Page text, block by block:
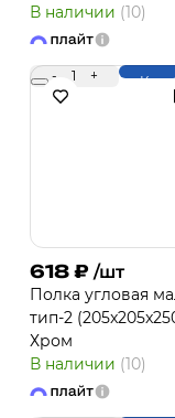
В наличии (10)
- 1 +
618 ₽ /шт
Полка угловая
тип-2
Хром
В наличии (10)